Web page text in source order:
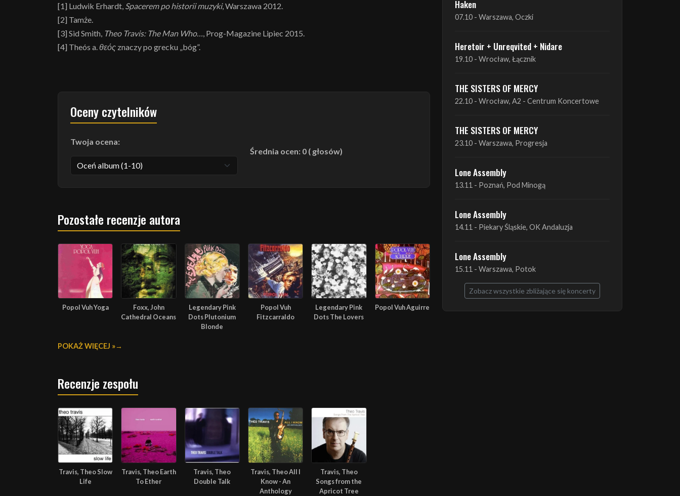
[1] Ludwik Erhardt, Spacerem po historii muzyki, Warszawa 2012.
[2] Tamże.
[3] Sid Smith, Theo Travis: The Man Who…, Prog-Magazine Lipiec 2015.
[4] Theós a.θεός znaczy po grecku „bóg”.
Oceny czytelników
Twoja ocena:
Średnia ocen: 0 ( głosów)
Pozostałe recenzje autora
Popol Vuh Yoga
Foxx, John
Cathedral Oceans
Legendary Pink
Dots Plutonium
Blonde
Popol Vuh
Fitzcarraldo
Legendary Pink
Dots The Lovers
Popol Vuh Aguirre
POKAŻ WIĘCEJ »
Recenzje zespołu
Travis, Theo Slow
Life
Travis, Theo Earth
To Ether
Travis, Theo
Double Talk
Travis, Theo All I
Know - An
Anthology
Travis, Theo
Songs from the
Apricot Tree
Heretoir + Unreqvited + Nidare
19.10 - Wrocław, Łącznik
THE SISTERS OF MERCY
22.10 - Wrocław, A2 - Centrum Koncertowe
THE SISTERS OF MERCY
23.10 - Warszawa, Progresja
Lone Assembly
13.11 - Poznań, Pod Minogą
Lone Assembly
14.11 - Piekary Śląskie, OK Andaluzja
Lone Assembly
15.11 - Warszawa, Potok
Zobacz wszystkie zbliżające się koncerty